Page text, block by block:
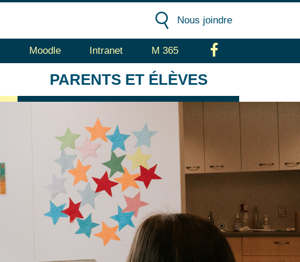
Nous joindre
Moodle Intranet M 365
PARENTS ET ÉLÈVES